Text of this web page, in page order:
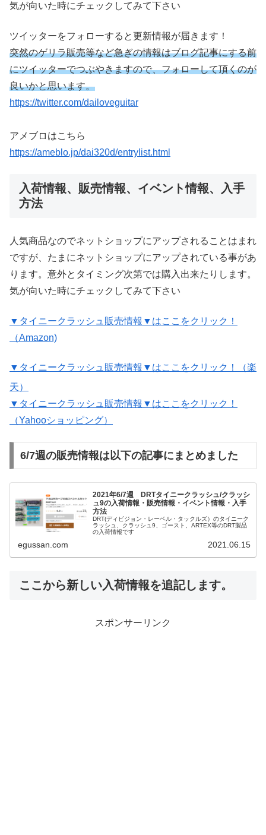
気が向いた時にチェックしてみて下さい
ツイッターをフォローすると更新情報が届きます！
突然のゲリラ販売等など急ぎの情報はブログ記事にする前
にツイッターでつぶやきますので、フォローして頂くのが
良いかと思います。
https://twitter.com/dailoveguitar
アメブロはこちら
https://ameblo.jp/dai320d/entrylist.html
入荷情報、販売情報、イベント情報、入手
方法
人気商品なのでネットショップにアップされることはまれ
ですが、たまにネットショップにアップされている事があ
ります。意外とタイミング次第では購入出来たりします。
気が向いた時にチェックしてみて下さい
▼タイニークラッシュ販売情報▼はここをクリック！
（Amazon)
▼タイニークラッシュ販売情報▼はここをクリック！（楽
天）
▼タイニークラッシュ販売情報▼はここをクリック！
（Yahooショッピング）
6/7週の販売情報は以下の記事にまとめました
2021年6/7週 DRTタイニークラッシュ/クラッシ
ュ9の入荷情報・販売情報・イベント情報・入手
方法
DRT(ディビジョン・レーベル・タックルズ）のタイニーク
ラッシュ、クラッシュ9、ゴースト、ARTEX等のDRT製品
の入荷情報です
egussan.com 2021.06.15
ここから新しい入荷情報を追記します。
スポンサーリンク